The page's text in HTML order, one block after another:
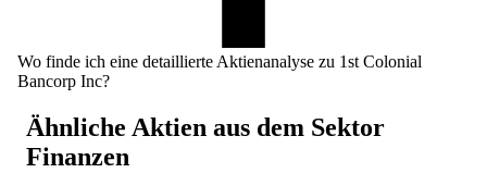
Wo finde ich eine detaillierte Aktienanalyse zu 1st Colonial
Bancorp Inc?
Ähnliche Aktien aus dem Sektor
Finanzen